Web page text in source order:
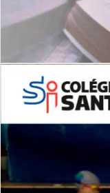
Leituras Literárias
I